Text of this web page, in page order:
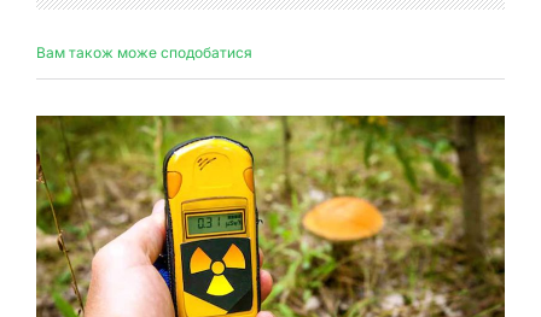
Вам також може сподобатися